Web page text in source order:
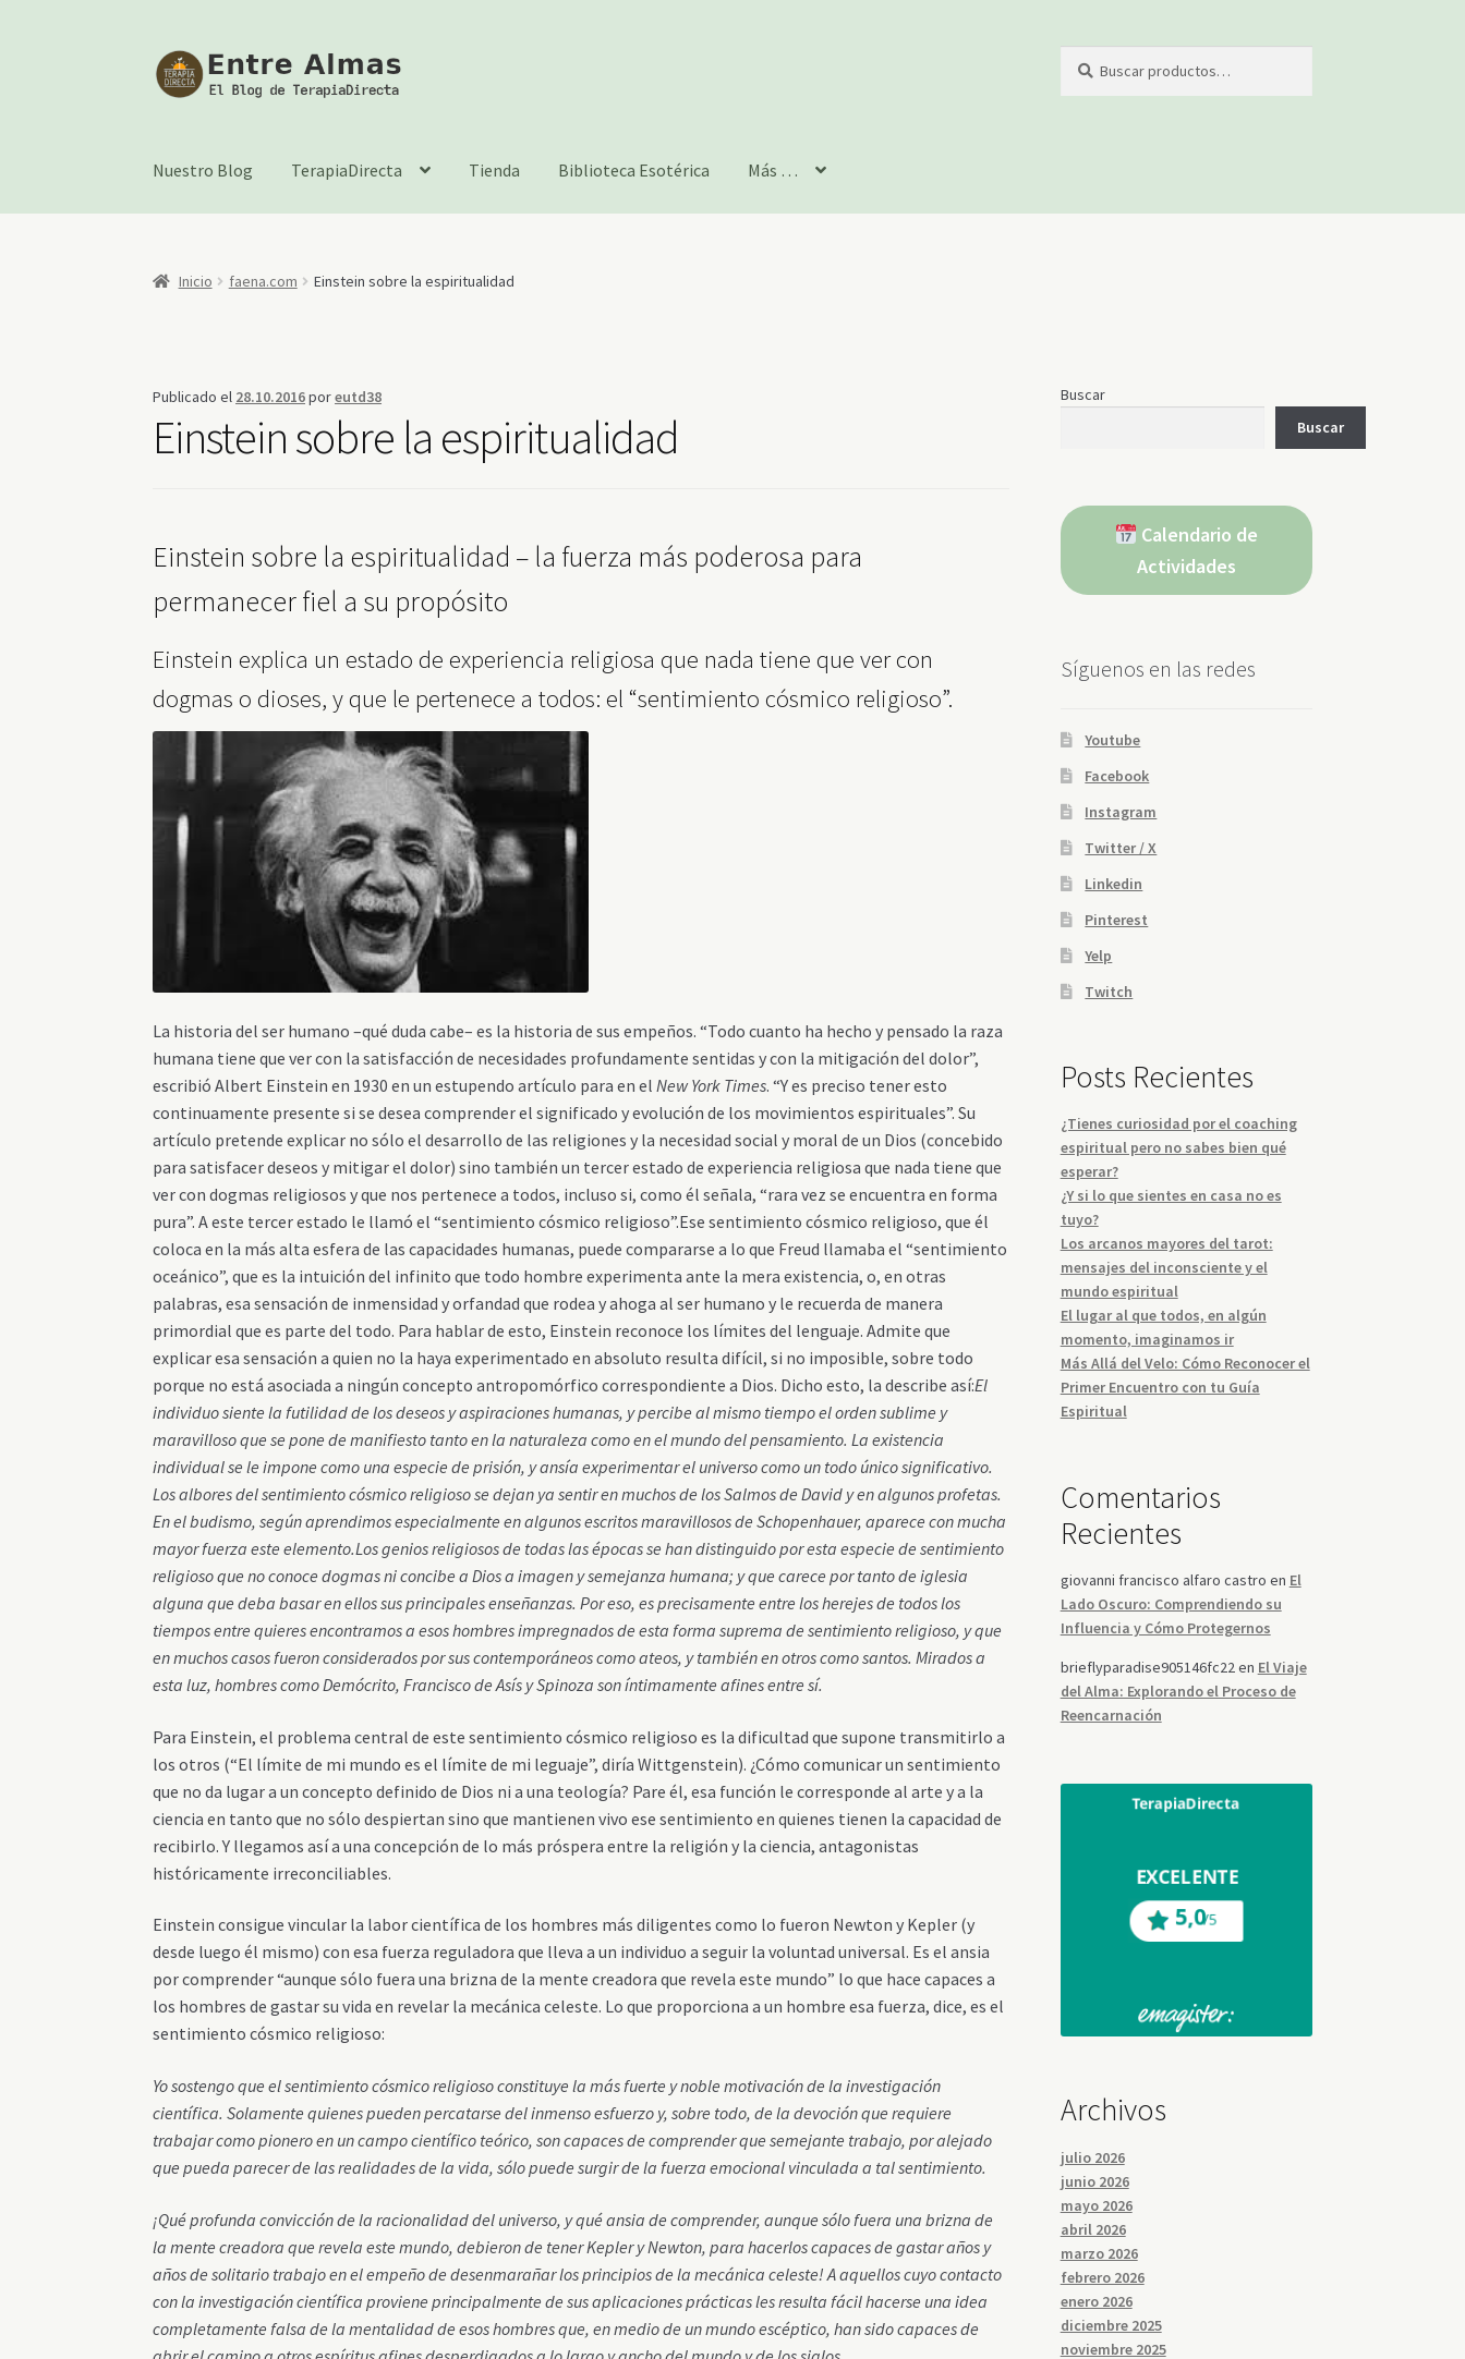
Ir
a
Ir
al
por:
Nuestro Blog TerapiaDirecta Tienda Biblioteca Esotérica Más …
Inicio faena.com Einstein sobre la espiritualidad
Publicado el 28.10.2016poreutd38
Einstein sobre la espiritualidad
Einstein sobre la espiritualidad – la fuerza más poderosa para
permanecer fiel a su propósito
Einstein explica un estado de experiencia religiosa que nada tiene que ver con
dogmas o dioses, y que le pertenece a todos: el “sentimiento cósmico religioso”.
La historia del ser humano –qué duda cabe– es la historia de sus empeños. “Todo cuanto ha hecho y pensado la raza
humana tiene que ver con la satisfacción de necesidades profundamente sentidas y con la mitigación del dolor”,
escribió Albert Einstein en 1930 en un estupendo artículo para en elNew York Times.“Y es preciso tener esto
continuamente presente si se desea comprender el significado y evolución de los movimientos espirituales”. Su
artículo pretende explicar no sólo el desarrollo de las religiones y la necesidad social y moral de un Dios (concebido
para satisfacer deseos y mitigar el dolor) sino también un tercer estado de experiencia religiosa que nada tiene que
ver con dogmas religiosos y que nos pertenece a todos, incluso si, como él señala, “rara vez se encuentra en forma
pura”. A este tercer estado le llamó el “sentimiento cósmico religioso”.Ese sentimiento cósmico religioso, que él
coloca en la más alta esfera de las capacidades humanas, puede compararse a lo que Freud llamaba el “sentimiento
oceánico”, que es la intuición del infinito que todo hombre experimenta ante la mera existencia, o, en otras
palabras, esa sensación de inmensidad y orfandad que rodea y ahoga al ser humano y le recuerda de manera
primordial que es parte del todo. Para hablar de esto, Einstein reconoce los límites del lenguaje. Admite que
explicar esa sensación a quien no la haya experimentado en absoluto resulta difícil, si no imposible, sobre todo
porque no está asociada a ningún concepto antropomórfico correspondiente a Dios. Dicho esto, la describe así:El
individuo siente la futilidad de los deseos y aspiraciones humanas, y percibe al mismo tiempo el orden sublime y
maravilloso que se pone de manifiesto tanto en la naturaleza como en el mundo del pensamiento. La existencia
individual se le impone como una especie de prisión, y ansía experimentar el universo como un todo único significativo.
Los albores del sentimiento cósmico religioso se dejan ya sentir en muchos de los Salmos de David y en algunos profetas.
En el budismo, según aprendimos especialmente en algunos escritos maravillosos de Schopenhauer, aparece con mucha
mayor fuerza este elemento.Los genios religiosos de todas las épocas se han distinguido por esta especie de sentimiento
religioso que no conoce dogmas ni concibe a Dios a imagen y semejanza humana; y que carece por tanto de iglesia
alguna que deba basar en ellos sus principales enseñanzas. Por eso, es precisamente entre los herejes de todos los
tiempos entre quieres encontramos a esos hombres impregnados de esta forma suprema de sentimiento religioso, y que
en muchos casos fueron considerados por sus contemporáneos como ateos, y también en otros como santos. Mirados a
esta luz, hombres como Demócrito, Francisco de Asís y Spinoza son íntimamente afines entre sí.
Para Einstein, el problema central de este sentimiento cósmico religioso es la dificultad que supone transmitirlo a
los otros (“El límite de mi mundo es el límite de mi leguaje”, diría Wittgenstein). ¿Cómo comunicar un sentimiento
que no da lugar a un concepto definido de Dios ni a una teología? Pare él, esa función le corresponde al arte y a la
ciencia en tanto que no sólo despiertan sino que mantienen vivo ese sentimiento en quienes tienen la capacidad de
recibirlo. Y llegamos así a una concepción de lo más próspera entre la religión y la ciencia, antagonistas
históricamente irreconciliables.
Einstein consigue vincular la labor científica de los hombres más diligentes como lo fueron Newton y Kepler (y
desde luego él mismo) con esa fuerza reguladora que lleva a un individuo a seguir la voluntad universal. Es el ansia
por comprender “aunque sólo fuera una brizna de la mente creadora que revela este mundo” lo que hace capaces a
los hombres de gastar su vida en revelar la mecánica celeste. Lo que proporciona a un hombre esa fuerza, dice, es el
sentimiento cósmico religioso:
Yo sostengo que el sentimiento cósmico religioso constituye la más fuerte y noble motivación de la investigación
científica. Solamente quienes pueden percatarse del inmenso esfuerzo y, sobre todo, de la devoción que requiere
trabajar como pionero en un campo científico teórico, son capaces de comprender que semejante trabajo, por alejado
que pueda parecer de las realidades de la vida, sólo puede surgir de la fuerza emocional vinculada a tal sentimiento.
¡Qué profunda convicción de la racionalidad del universo, y qué ansia de comprender, aunque sólo fuera una brizna de
la mente creadora que revela este mundo, debieron de tener Kepler y Newton, para hacerlos capaces de gastar años y
años de solitario trabajo en el empeño de desenmarañar los principios de la mecánica celeste! A aquellos cuyo contacto
con la investigación científica proviene principalmente de sus aplicaciones prácticas les resulta fácil hacerse una idea
completamente falsa de la mentalidad de esos hombres que, en medio de un mundo escéptico, han sido capaces de
Buscar
Buscar
Calendario de
Actividades
Síguenos en las redes
Youtube
Facebook
Instagram
Twitter / X
Linkedin
Pinterest
Yelp
Twitch
Posts Recientes
¿Tienes curiosidad por el coaching
espiritual pero no sabes bien qué
esperar?
¿Y si lo que sientes en casa no es
tuyo?
Los arcanos mayores del tarot:
mensajes del inconsciente y el
mundo espiritual
El lugar al que todos, en algún
momento, imaginamos ir
Más Allá del Velo: Cómo Reconocer el
Primer Encuentro con tu Guía
Espiritual
Comentarios
Recientes
giovanni francisco alfaro castro en El
Lado Oscuro: Comprendiendo su
Influencia y Cómo Protegernos
brieflyparadise905146fc22en El Viaje
del Alma: Explorando el Proceso de
Reencarnación
Archivos
julio 2026
junio 2026
mayo 2026
abril 2026
marzo 2026
febrero 2026
enero 2026
diciembre 2025
noviembre 2025